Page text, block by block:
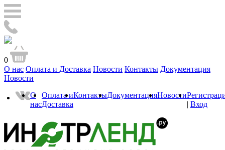
0
О нас Оплата и Доставка Новости Контакты Документация
Новости
О
нас
Оплата и
Доставка
КонтактыДокументацияНовости
| Вход